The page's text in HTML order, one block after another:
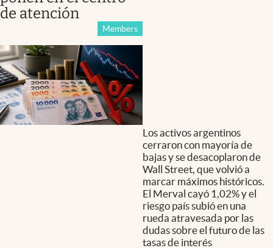
de atención
Members
Los activos argentinos
cerraron con mayoría de
bajas y se desacoplaron de
Wall Street, que volvió a
marcar máximos históricos.
El Merval cayó 1,02% y el
riesgo país subió en una
rueda atravesada por las
dudas sobre el futuro de las
tasas de interés